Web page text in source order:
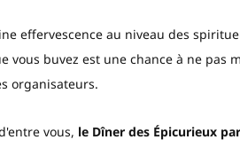
effervescence au niveau des
vous buvez est une chance à ne pas
organisateurs.
vous, le Dîner des Épicurieux